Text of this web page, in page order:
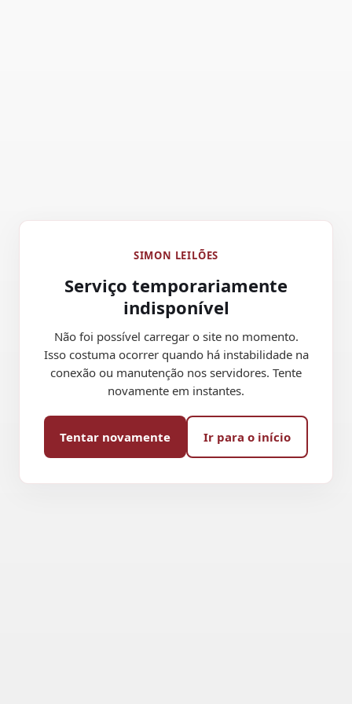
SIMON LEILÕES
Serviço temporariamente
indisponível
Não foi possível carregar o site no momento.
Isso costuma ocorrer quando há instabilidade na
conexão ou manutenção nos servidores. Tente
novamente em instantes.
Tentar novamente Ir para o início